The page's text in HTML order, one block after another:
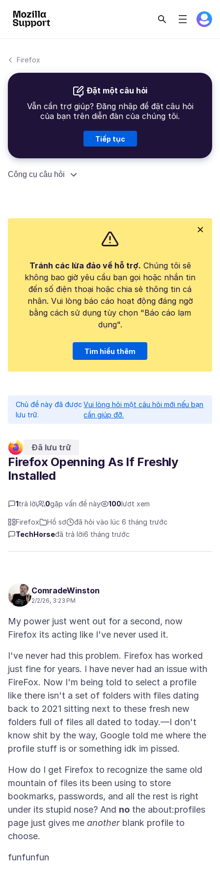
Firefox
Đặt một câu hỏi
Vẫn cần trợ giúp? Đăng nhập để đặt câu hỏi
của bạn trên diễn đàn của chúng tôi.
Tiếp tục
Công cụ câu hỏi
Tránh các lừa đảo về hỗ trợ. Chúng tôi sẽ
không bao giờ yêu cầu bạn gọi hoặc nhắn tin
đến số điện thoại hoặc chia sẻ thông tin cá
nhân. Vui lòng báo cáo hoạt động đáng ngờ
bằng cách sử dụng tùy chọn "Báo cáo lạm
dụng".
Tìm hiểu thêm
Chủ đề này đã được
lưu trữ.
Vui lòng hỏi một câu hỏi mới nếu bạn
cần giúp đỡ.
Đã lưu trữ
Firefox Openning As If Freshly
Installed
1trả lời 0gặp vấn đề này 100lượt xem
Firefox Hồ sơ
đã hỏi vào lúc 6 tháng trước
TechHorseđã trả lời6 tháng trước
ComradeWinston
2/2/26, 3:23 PM
My power just went out for a second, now
I've never had this problem. Firefox has worked
just fine for years. I have never had an issue with
FireFox. Now I'm being told to select a profile
like there isn't a set of folders with files dating
back to 2021 sitting next to these fresh new
folders full of files all dated to today.—I don't
know shit by the way, Google told me where the
How do I get Firefox to recognize the same old
mountain of files its been using to store
bookmarks, passwords, and all the rest is right
under its stupid nose? And no the about:profiles
page just gives me another blank profile to